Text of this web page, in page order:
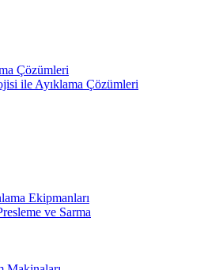
Çözümleri
ile Ayıklama Çözümleri
Ekipmanları
ve Sarma